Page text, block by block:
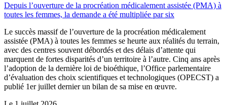
Depuis l’ouverture de la procréation médicalement assistée (PMA) à
toutes les femmes, la demande a été multipliée par six
Le succès massif de l’ouverture de la procréation médicalement
assistée (PMA) à toutes les femmes se heurte aux réalités du terrain,
avec des centres souvent débordés et des délais d’attente qui
marquent de fortes disparités d’un territoire à l’autre. Cinq ans après
l’adoption de la dernière loi de bioéthique, l’Office parlementaire
d’évaluation des choix scientifiques et technologiques (OPECST) a
publié 1er juillet dernier un bilan de sa mise en œuvre.